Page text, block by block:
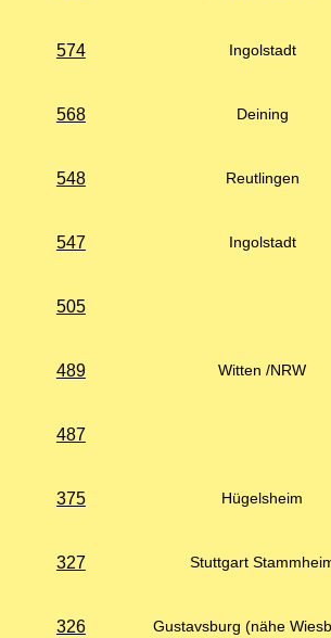
574 Ingolstadt
568 Deining
548 Reutlingen
547 Ingolstadt
505
489 Witten /NRW
487
375 Hügelsheim
327 Stuttgart
326 Gustavsburg (nähe